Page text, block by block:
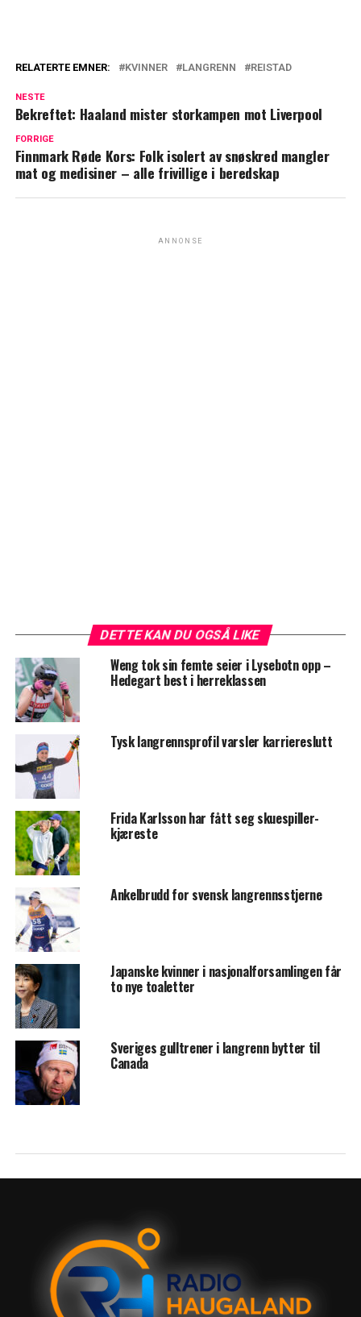
RELATERTE EMNER: KVINNER LANGRENN REISTAD
NESTE
Bekreftet: Haaland mister storkampen mot Liverpool
FORRIGE
Finnmark Røde Kors: Folk isolert av snøskred mangler
mat og medisiner – alle frivillige i beredskap
ANNONSE
DETTE KAN DU OGSÅ LIKE
Weng tok sin femte seier i Lysebotn opp –
Hedegart best i herreklassen
Tysk langrennsprofil varsler karriereslutt
Frida Karlsson har fått seg skuespiller-
kjæreste
Ankelbrudd for svensk langrennsstjerne
Japanske kvinner i nasjonalforsamlingen får
to nye toaletter
Sveriges gulltrener i langrenn bytter til
Canada